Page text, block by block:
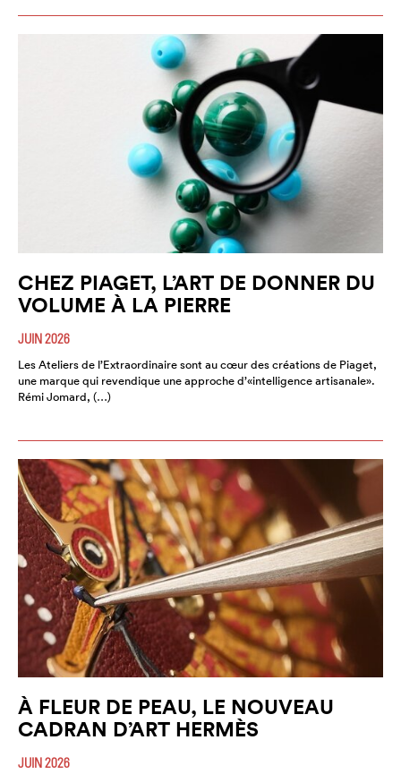
CHEZ PIAGET, L’ART DE DONNER DU
VOLUME À LA PIERRE
JUIN 2026
Les Ateliers de l’Extraordinaire sont au cœur des créations de Piaget,
une marque qui revendique une approche d’«intelligence artisanale».
Rémi Jomard, (…)
À FLEUR DE PEAU, LE NOUVEAU
CADRAN D’ART HERMÈS
JUIN 2026